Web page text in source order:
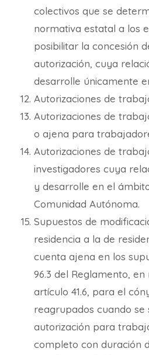
colectivos que se
normativa estatal a los
posibilitar la concesión
autorización, cuya
desarrolle únicamente
Autorizaciones de
Autorizaciones de
o ajena para
Autorizaciones de
investigadores cuya
y desarrolle en el
Comunidad Autónoma.
Supuestos de
residencia a la de
cuenta ajena en los
96.3 del Reglamento,
artículo 41.6, para el
reagrupados cuando se
autorización para
completo con duración